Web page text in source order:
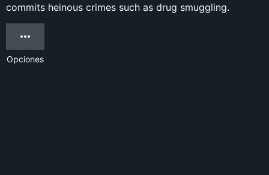
commits heinous crimes such as drug smuggling.
Opciones